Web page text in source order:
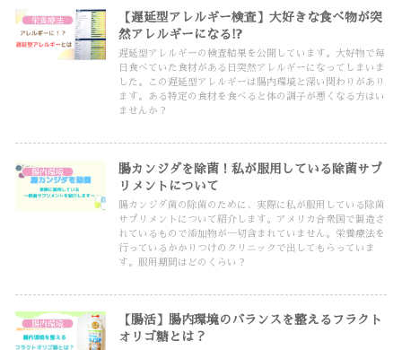
栄養療法
【遅延型アレルギー検査】大好きな食べ物が突
然アレルギーになる!?
遅延型アレルギーの検査結果を公開しています。大好物で毎
日食べていた食材がある日突然アレルギーになってしまいま
した。この遅延型アレルギーは腸内環境と深い関わりがあり
ます。ある特定の食材を食べると体の調子が悪くなる方はい
ませんか？
腸内環境
腸カンジダを除菌！私が服用している除菌サプ
リメントについて
腸カンジダ菌の除菌のために、実際に私が服用している除菌
サプリメントについて紹介します。アメリカ合衆国で製造さ
れているもので添加物が一切含まれていません。栄養療法を
行っているかかりつけのクリニックで出してもらっていま
す。服用期間はどのくらい？
腸内環境
【腸活】腸内環境のバランスを整えるフラクト
オリゴ糖とは？